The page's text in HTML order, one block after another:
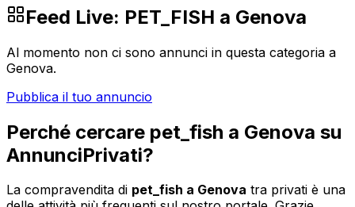
Feed Live: PET_FISH a Genova
Al momento non ci sono annunci in questa categoria a
Genova.
Pubblica il tuo annuncio
Perché cercare pet_fish a Genova su
AnnunciPrivati?
La compravendita di pet_fish a Genova tra privati è una